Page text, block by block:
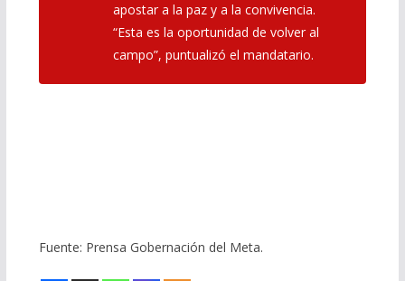
apostar a la paz y a la convivencia.
“Esta es la oportunidad de volver al
campo”, puntualizó el mandatario.
Fuente: Prensa Gobernación del Meta.